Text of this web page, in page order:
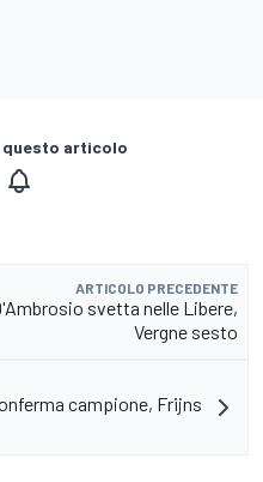
questo articolo
ARTICOLO PRECEDENTE
svetta nelle Libere,
Vergne sesto
campione, Frijns